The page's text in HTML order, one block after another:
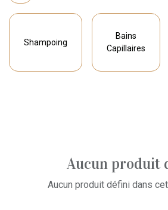
Shampoing
Bains
Capillaires
Aucun produit
Aucun produit défini dans